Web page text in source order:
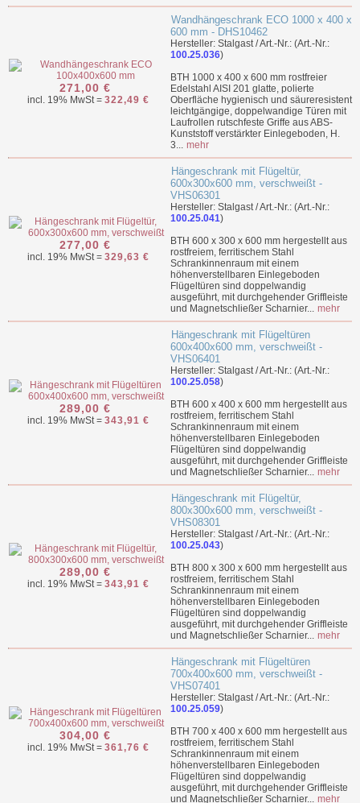
271,00 €
incl. 19% MwSt = 322,49 €
Wandhängeschrank ECO 1000 x 400 x
600 mm - DHS10462
Hersteller: Stalgast / Art.-Nr.: (Art.-Nr.:
100.25.036)
BTH 1000 x 400 x 600 mm rostfreier
Edelstahl AISI 201 glatte, polierte
Oberfläche hygienisch und säureresistent
leichtgängige, doppelwandige Türen mit
Laufrollen rutschfeste Griffe aus ABS-
Kunststoff verstärkter Einlegeboden, H.
3... mehr
277,00 €
incl. 19% MwSt = 329,63 €
Hängeschrank mit Flügeltür,
600x300x600 mm, verschweißt -
VHS06301
Hersteller: Stalgast / Art.-Nr.: (Art.-Nr.:
100.25.041)
BTH 600 x 300 x 600 mm hergestellt aus
rostfreiem, ferritischem Stahl
Schrankinnenraum mit einem
höhenverstellbaren Einlegeboden
Flügeltüren sind doppelwandig
ausgeführt, mit durchgehender Griffleiste
und Magnetschließer Scharnier... mehr
289,00 €
incl. 19% MwSt = 343,91 €
Hängeschrank mit Flügeltüren
600x400x600 mm, verschweißt -
VHS06401
Hersteller: Stalgast / Art.-Nr.: (Art.-Nr.:
100.25.058)
BTH 600 x 400 x 600 mm hergestellt aus
rostfreiem, ferritischem Stahl
Schrankinnenraum mit einem
höhenverstellbaren Einlegeboden
Flügeltüren sind doppelwandig
ausgeführt, mit durchgehender Griffleiste
und Magnetschließer Scharnier... mehr
289,00 €
incl. 19% MwSt = 343,91 €
Hängeschrank mit Flügeltür,
800x300x600 mm, verschweißt -
VHS08301
Hersteller: Stalgast / Art.-Nr.: (Art.-Nr.:
100.25.043)
BTH 800 x 300 x 600 mm hergestellt aus
rostfreiem, ferritischem Stahl
Schrankinnenraum mit einem
höhenverstellbaren Einlegeboden
Flügeltüren sind doppelwandig
ausgeführt, mit durchgehender Griffleiste
und Magnetschließer Scharnier... mehr
304,00 €
incl. 19% MwSt = 361,76 €
Hängeschrank mit Flügeltüren
700x400x600 mm, verschweißt -
VHS07401
Hersteller: Stalgast / Art.-Nr.: (Art.-Nr.:
100.25.059)
BTH 700 x 400 x 600 mm hergestellt aus
rostfreiem, ferritischem Stahl
Schrankinnenraum mit einem
höhenverstellbaren Einlegeboden
Flügeltüren sind doppelwandig
ausgeführt, mit durchgehender Griffleiste
und Magnetschließer Scharnier... mehr